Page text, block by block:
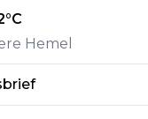
°C
Hemel